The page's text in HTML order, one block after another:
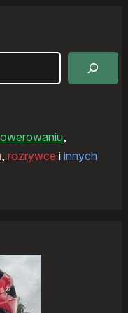
,
, rozrywce i innych